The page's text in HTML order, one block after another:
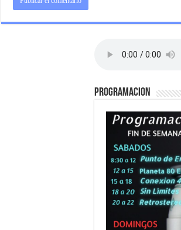
PROGRAMACION